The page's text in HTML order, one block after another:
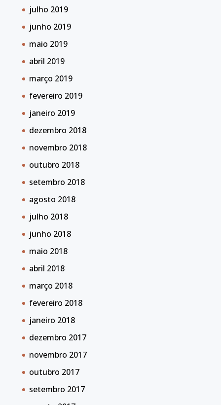
julho 2019
junho 2019
maio 2019
abril 2019
março 2019
fevereiro 2019
janeiro 2019
dezembro 2018
novembro 2018
outubro 2018
setembro 2018
agosto 2018
julho 2018
junho 2018
maio 2018
abril 2018
março 2018
fevereiro 2018
janeiro 2018
dezembro 2017
novembro 2017
outubro 2017
setembro 2017